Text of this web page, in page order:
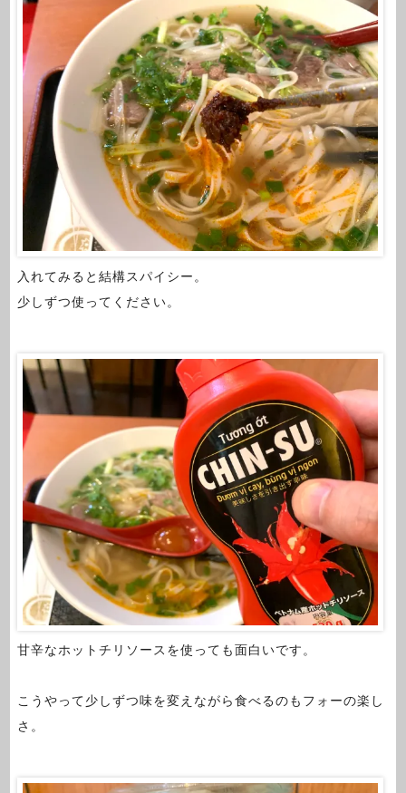
入れてみると結構スパイシー。
少しずつ使ってください。
甘辛なホットチリソースを使っても面白いです。
こうやって少しずつ味を変えながら食べるのもフォーの楽し
さ。